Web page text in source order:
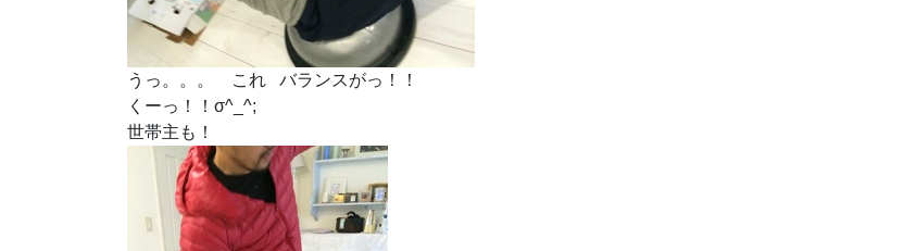
うっ。。。 これ バランスがっ！！
くーっ！！σ^_^;
世帯主も！